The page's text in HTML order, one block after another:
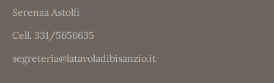
Serenza Astolfi
Cell. 331/5656635
segreteria@latavoladibisanzio.it